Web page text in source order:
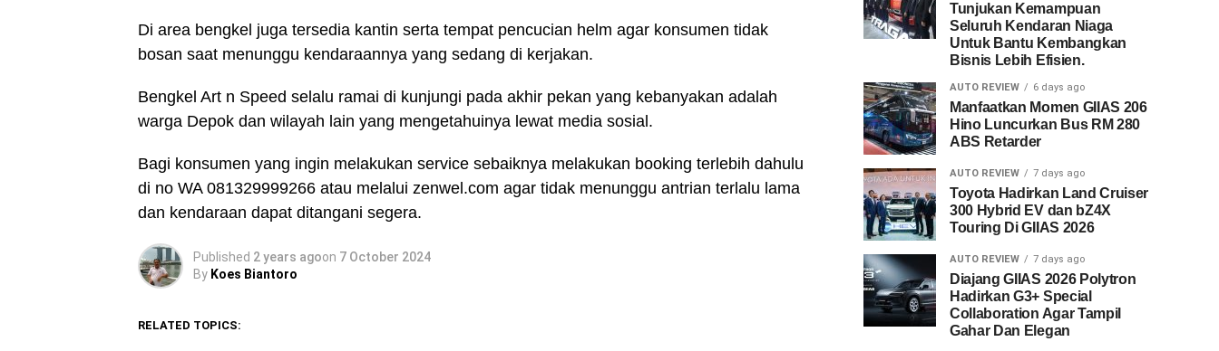
Di area bengkel juga tersedia kantin serta tempat pencucian helm agar konsumen tidak
bosan saat menunggu kendaraannya yang sedang di kerjakan.
Bengkel Art n Speed selalu ramai di kunjungi pada akhir pekan yang kebanyakan adalah
warga Depok dan wilayah lain yang mengetahuinya lewat media sosial.
Bagi konsumen yang ingin melakukan service sebaiknya melakukan booking terlebih dahulu
di no WA 081329999266 atau melalui zenwel.com agar tidak menunggu antrian terlalu lama
dan kendaraan dapat ditangani segera.
Published 2 years agoon 7 October 2024
By Koes Biantoro
RELATED TOPICS:
Tunjukan Kemampuan
Seluruh Kendaran Niaga
Untuk Bantu Kembangkan
Bisnis Lebih Efisien.
AUTO REVIEW 6 days ago
Manfaatkan Momen GIIAS 206
Hino Luncurkan Bus RM 280
ABS Retarder
AUTO REVIEW 7 days ago
Toyota Hadirkan Land Cruiser
300 Hybrid EV dan bZ4X
Touring Di GIIAS 2026
AUTO REVIEW 7 days ago
Diajang GIIAS 2026 Polytron
Hadirkan G3+ Special
Collaboration Agar Tampil
Gahar Dan Elegan